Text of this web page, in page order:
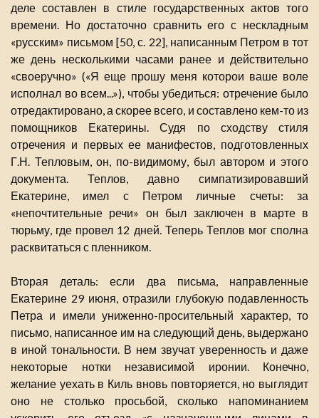
деле составлен в стиле государственных актов того
времени. Но достаточно сравнить его с нескладным
«русским» письмом [50, с. 22], написанным Петром в тот
же день несколькими часами ранее и действительно
«своеручно» («Я еще прошу меня которои ваше воле
исполнал во всем...»), чтобы убедиться: отречение было
отредактировано, а скорее всего, и составлено кем-то из
помощников Екатерины. Судя по сходству стиля
отречения и первых ее манифестов, подготовленных
Г.Н. Тепловым, он, по-видимому, был автором и этого
документа. Теплов, давно симпатизировавший
Екатерине, имел с Петром личные счеты: за
«непочтительные речи» он был заключен в марте в
тюрьму, где провел 12 дней. Теперь Теплов мог сполна
расквитаться с пленником.
Вторая деталь: если два письма, направленные
Екатерине 29 июня, отразили глубокую подавленность
Петра и имели униженно-просительный характер, то
письмо, написанное им на следующий день, выдержано
в иной тональности. В нем звучат уверенность и даже
некоторые нотки независимой иронии. Конечно,
желание уехать в Киль вновь повторяется, но выглядит
оно не столько просьбой, сколько напоминанием